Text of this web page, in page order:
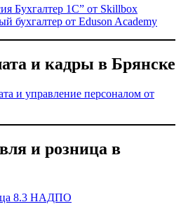
Бухгалтер 1С” от Skillbox
бухгалтер от Eduson Academy
и кадры в Брянске
и управление персоналом от
и розница в
8.3 НАДПО